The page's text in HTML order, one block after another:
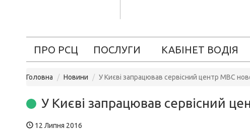
ПРО РСЦ ПОСЛУГИ КАБІНЕТ ВОДІЯ
Головна Новини У Києві запрацював сервісний центр МВС
У Києві запрацював сервісний
12 Липня 2016